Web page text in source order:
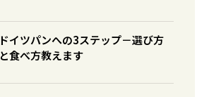
ドイツパンへの3ステップ－選び方
と食べ方教えます